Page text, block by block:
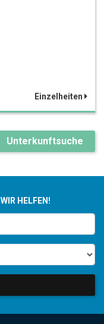
Einzelheiten
Unterkunftsuche
HELFEN!